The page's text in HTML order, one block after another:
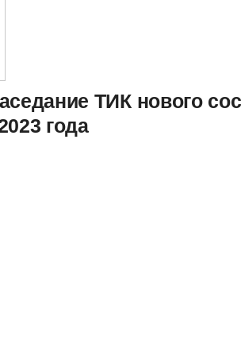
ТИК нового
года